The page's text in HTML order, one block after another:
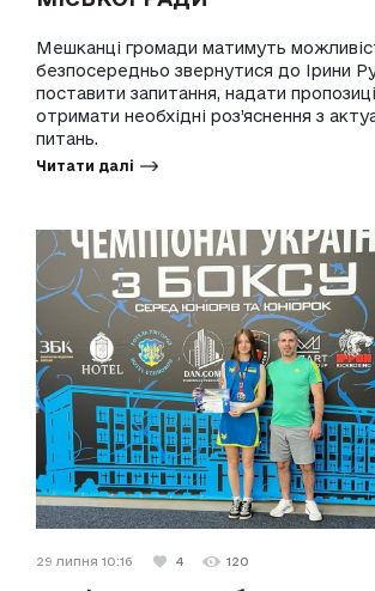
Мешканці громади матимуть
безпосередньо звернутися до Ірини
поставити запитання, надати
отримати необхідні роз’яснення з
питань.
Читати далі
29 липня 10:16 4 120